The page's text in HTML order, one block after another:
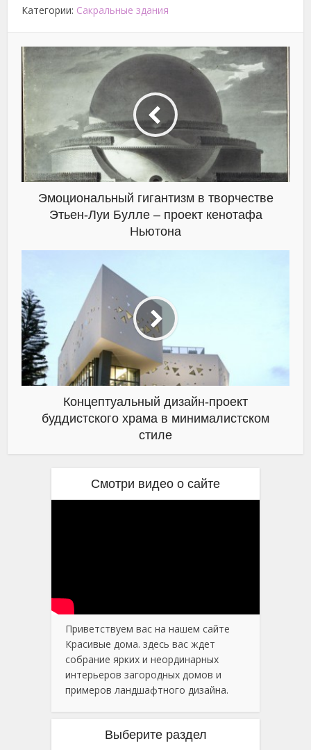
Категории: Сакральные здания
Эмоциональный гигантизм в творчестве
Этьен-Луи Булле – проект кенотафа
Ньютона
Концептуальный дизайн-проект
буддистского храма в минималистском
стиле
Смотри видео о сайте
Приветствуем вас на нашем сайте
Красивые дома. здесь вас ждет
собрание ярких и неординарных
интерьеров загородных домов и
примеров ландшафтного дизайна.
Выберите раздел